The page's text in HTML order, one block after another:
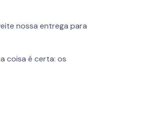
nossa entrega para
coisa é certa: os